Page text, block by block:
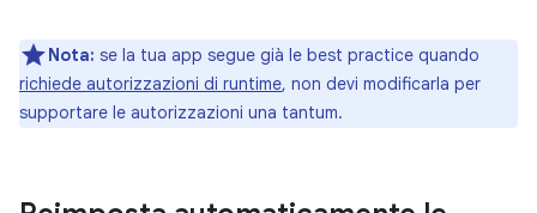
Nota: se la tua app segue già le best practice quando
richiede autorizzazioni di runtime, non devi modificarla per
supportare le autorizzazioni una tantum.